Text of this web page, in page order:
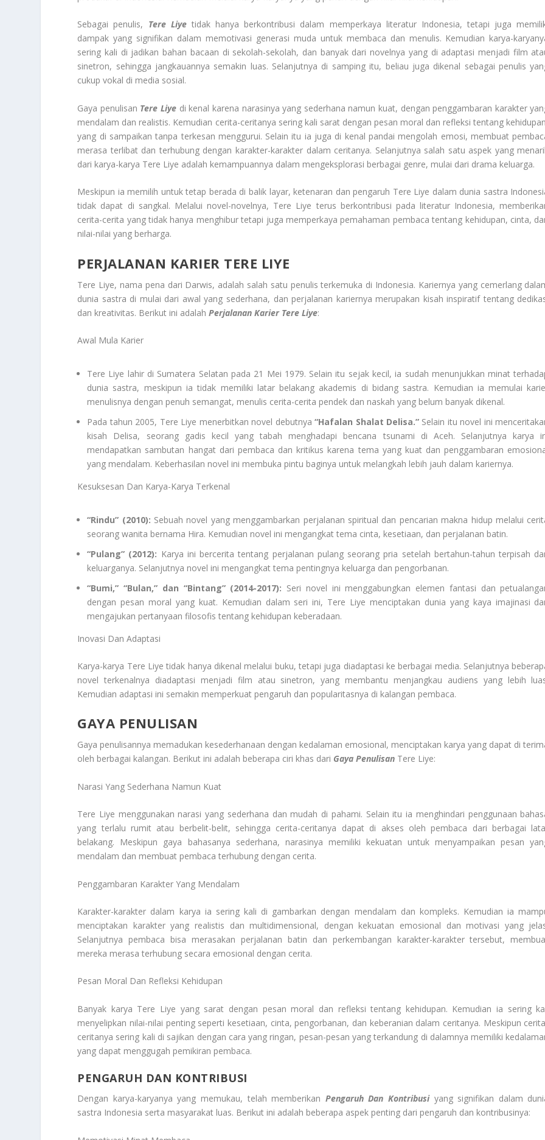
Sebagai penulis, Tere Liyetidak hanya berkontribusi dalam memperkaya literatur Indonesia, tetapi juga
dampak yang signifikan dalam memotivasi generasi muda untuk membaca dan menulis. Kemudian karya-
sering kali di jadikan bahan bacaan di sekolah-sekolah, dan banyak dari novelnya yang di adaptasi menjadi film
sinetron, sehingga jangkauannya semakin luas. Selanjutnya di samping itu, beliau juga dikenal sebagai penulis
cukup vokal di media sosial.
Gaya penulisan Tere Liye di kenal karena narasinya yang sederhana namun kuat, dengan penggambaran karakter
mendalam dan realistis. Kemudian cerita-ceritanya sering kali sarat dengan pesan moral dan refleksi tentang
yang di sampaikan tanpa terkesan menggurui. Selain itu ia juga di kenal pandai mengolah emosi, membuat
merasa terlibat dan terhubung dengan karakter-karakter dalam ceritanya. Selanjutnya salah satu aspek yang
dari karya-karya Tere Liye adalah kemampuannya dalam mengeksplorasi berbagai genre, mulai dari drama keluarga.
Meskipun ia memilih untuk tetap berada di balik layar, ketenaran dan pengaruh Tere Liye dalam dunia sastra
tidak dapat di sangkal. Melalui novel-novelnya, Tere Liye terus berkontribusi pada literatur Indonesia,
cerita-cerita yang tidak hanya menghibur tetapi juga memperkaya pemahaman pembaca tentang kehidupan, cinta,
nilai-nilai yang berharga.
PERJALANAN KARIER TERE LIYE
Tere Liye, nama pena dari Darwis, adalah salah satu penulis terkemuka di Indonesia. Kariernya yang cemerlang
dunia sastra di mulai dari awal yang sederhana, dan perjalanan kariernya merupakan kisah inspiratif tentang
dan kreativitas. Berikut ini adalahPerjalanan Karier Tere Liye:
Awal Mula Karier
Tere Liye lahir di Sumatera Selatan pada 21 Mei 1979. Selain itu sejak kecil, ia sudah menunjukkan minat
dunia sastra, meskipun ia tidak memiliki latar belakang akademis di bidang sastra. Kemudian ia memulai
menulisnya dengan penuh semangat, menulis cerita-cerita pendek dan naskah yang belum banyak dikenal.
Pada tahun 2005, Tere Liye menerbitkan novel debutnya“Hafalan Shalat Delisa.” Selain itu novel ini
kisah Delisa, seorang gadis kecil yang tabah menghadapi bencana tsunami di Aceh. Selanjutnya karya
mendapatkan sambutan hangat dari pembaca dan kritikus karena tema yang kuat dan penggambaran
yang mendalam. Keberhasilan novel ini membuka pintu baginya untuk melangkah lebih jauh dalam kariernya.
Kesuksesan Dan Karya-Karya Terkenal
“Rindu” (2010): Sebuah novel yang menggambarkan perjalanan spiritual dan pencarian makna hidup melalui
seorang wanita bernama Hira. Kemudian novel ini mengangkat tema cinta, kesetiaan, dan perjalanan batin.
“Pulang” (2012): Karya ini bercerita tentang perjalanan pulang seorang pria setelah bertahun-tahun terpisah
keluarganya. Selanjutnya novel ini mengangkat tema pentingnya keluarga dan pengorbanan.
“Bumi,” “Bulan,” dan “Bintang” (2014-2017): Seri novel ini menggabungkan elemen fantasi dan
dengan pesan moral yang kuat. Kemudian dalam seri ini, Tere Liye menciptakan dunia yang kaya imajinasi
mengajukan pertanyaan filosofis tentang kehidupan keberadaan.
Inovasi Dan Adaptasi
Karya-karya Tere Liye tidak hanya dikenal melalui buku, tetapi juga diadaptasi ke berbagai media. Selanjutnya
novel terkenalnya diadaptasi menjadi film atau sinetron, yang membantu menjangkau audiens yang lebih
Kemudian adaptasi ini semakin memperkuat pengaruh dan popularitasnya di kalangan pembaca.
GAYA PENULISAN
Gaya penulisannya memadukan kesederhanaan dengan kedalaman emosional, menciptakan karya yang dapat di
oleh berbagai kalangan. Berikut ini adalah beberapa ciri khas dari Gaya Penulisan Tere Liye:
Narasi Yang Sederhana Namun Kuat
Tere Liye menggunakan narasi yang sederhana dan mudah di pahami. Selain itu ia menghindari penggunaan
yang terlalu rumit atau berbelit-belit, sehingga cerita-ceritanya dapat di akses oleh pembaca dari berbagai
belakang. Meskipun gaya bahasanya sederhana, narasinya memiliki kekuatan untuk menyampaikan pesan
mendalam dan membuat pembaca terhubung dengan cerita.
Penggambaran Karakter Yang Mendalam
Karakter-karakter dalam karya ia sering kali di gambarkan dengan mendalam dan kompleks. Kemudian ia
menciptakan karakter yang realistis dan multidimensional, dengan kekuatan emosional dan motivasi yang
Selanjutnya pembaca bisa merasakan perjalanan batin dan perkembangan karakter-karakter tersebut,
mereka merasa terhubung secara emosional dengan cerita.
Pesan Moral Dan Refleksi Kehidupan
Banyak karya Tere Liye yang sarat dengan pesan moral dan refleksi tentang kehidupan. Kemudian ia sering
menyelipkan nilai-nilai penting seperti kesetiaan, cinta, pengorbanan, dan keberanian dalam ceritanya. Meskipun
ceritanya sering kali di sajikan dengan cara yang ringan, pesan-pesan yang terkandung di dalamnya memiliki
yang dapat menggugah pemikiran pembaca.
PENGARUH DAN KONTRIBUSI
Dengan karya-karyanya yang memukau, telah memberikan Pengaruh Dan Kontribusiyang signifikan dalam
sastra Indonesia serta masyarakat luas. Berikut ini adalah beberapa aspek penting dari pengaruh dan kontribusinya: